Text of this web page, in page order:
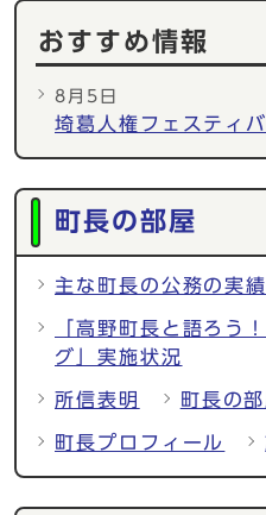
おすすめ情報
8月5日
埼葛人権フェスティ
メインメニュー
町長の部屋
主な町長の公務の実績
「高野町長と語ろう
グ」実施状況
所信表明 町長の
町長プロフィール